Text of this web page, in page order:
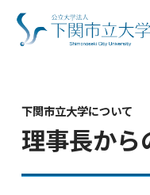
下関市立大学について
理事長から